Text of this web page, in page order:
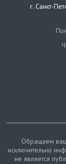
г. Санкт-
Обращаем
исключительно
не является